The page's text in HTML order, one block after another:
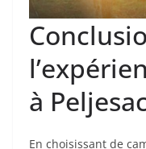
à
En choisissant de